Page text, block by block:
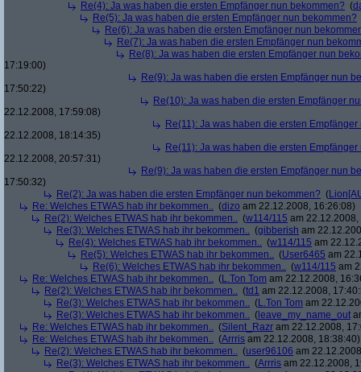
Re(4): Ja was haben die ersten Empfänger nun bekommen? (
Re(5): Ja was haben die ersten Empfänger nun bekommen?
Re(6): Ja was haben die ersten Empfänger nun
Re(7): Ja was haben die ersten Empfänger nun
Re(8): Ja was haben die ersten Empfänger nun
17:19:00)
Re(9): Ja was haben die ersten Empfänger nun
17:50:22)
Re(10): Ja was haben die ersten Empfänger
22.12.2008, 17:59:08)
Re(11): Ja was haben die ersten
22.12.2008, 18:14:35)
Re(11): Ja was haben die ersten
22.12.2008, 20:57:31)
Re(9): Ja was haben die ersten Empfänger nun
17:50:32)
Re(2): Ja was haben die ersten Empfänger nun bekommen? (
Re: Welches ETWAS hab ihr bekommen.. (dizo am 22.12.2008, 16:26:08)
Re(2): Welches ETWAS hab ihr bekommen.. (w114/115 am
Re(3): Welches ETWAS hab ihr bekommen.. (gibberish am
Re(4): Welches ETWAS hab ihr bekommen.. (w114/115 am
Re(5): Welches ETWAS hab ihr bekommen.. (User6465 am
Re(6): Welches ETWAS hab ihr bekommen.. (w114/115 am
Re: Welches ETWAS hab ihr bekommen.. (L.Ton Tom am 22.12.2008,
Re(2): Welches ETWAS hab ihr bekommen.. (td1 am 22.12.2008,
Re(3): Welches ETWAS hab ihr bekommen.. (L.Ton Tom am
Re(3): Welches ETWAS hab ihr bekommen.. ( leave_my_name_out
Re: Welches ETWAS hab ihr bekommen.. (Silent_Razr am 22.12.2008,
Re: Welches ETWAS hab ihr bekommen.. (Arrris am 22.12.2008, 18:38:40)
Re(2): Welches ETWAS hab ihr bekommen.. (user96106 am
Re(3): Welches ETWAS hab ihr bekommen.. (Arrris am 22.12.2008,